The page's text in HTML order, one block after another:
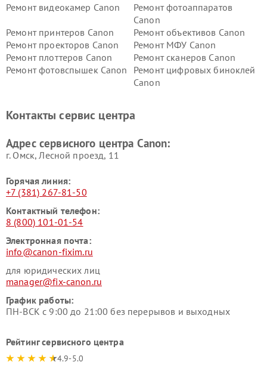
Ремонт видеокамер Canon
Ремонт фотоаппаратов
Canon
Ремонт принтеров Canon
Ремонт объективов Canon
Ремонт проекторов Canon
Ремонт МФУ Canon
Ремонт плоттеров Canon
Ремонт сканеров Canon
Ремонт фотовспышек Canon
Ремонт цифровых биноклей
Canon
Контакты сервис центра
Адрес сервисного центра Canon:
г. Омск, ​Лесной проезд, 11
Горячая линия:
+7 (381) 267-81-50
Контактный телефон:
8 (800) 101-01-54
Электронная почта:
info@canon-fixim.ru
для юридических лиц
manager@fix-canon.ru
График работы:
ПН-ВСК с 9:00 до 21:00 без перерывов и выходных
Рейтинг сервисного центра
4.9-5.0